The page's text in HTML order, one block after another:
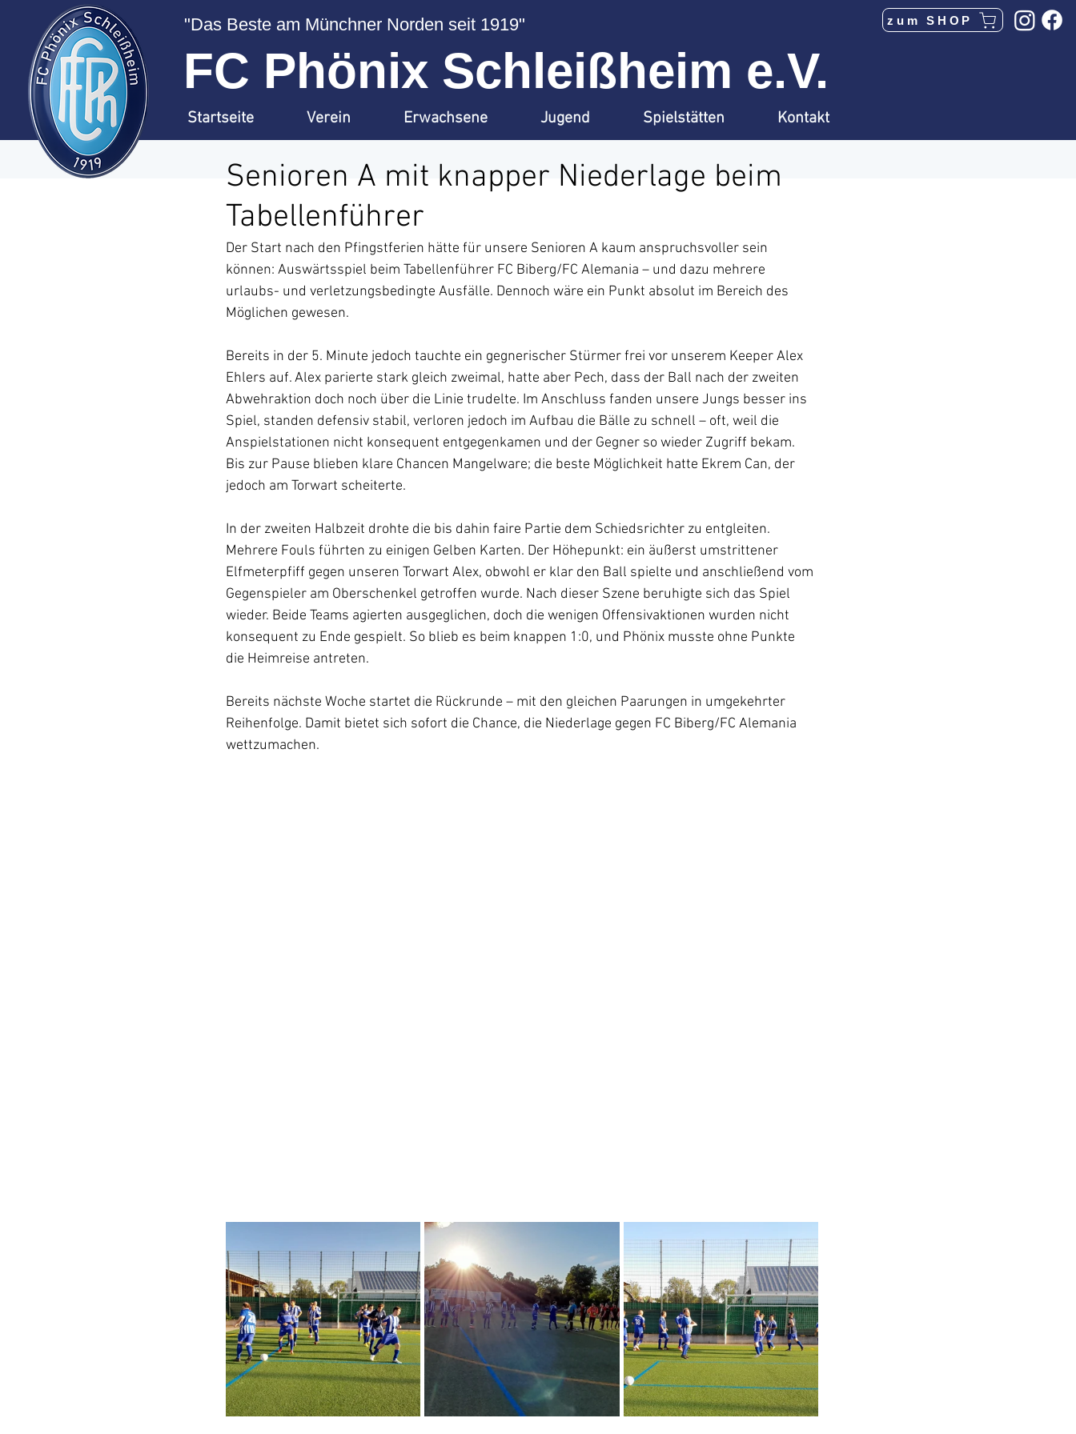
zum SHOP
"Das Beste am Münchner Norden seit 1919"
FC Phönix Schleißheim e.V.
Startseite Verein Erwachsene Jugend Spielstätten Kontakt
Senioren A mit knapper Niederlage beim
Tabellenführer
Der Start nach den Pfingstferien hätte für unsere Senioren A kaum anspruchsvoller sein
können: Auswärtsspiel beim Tabellenführer FC Biberg/FC Alemania – und dazu mehrere
urlaubs- und verletzungsbedingte Ausfälle. Dennoch wäre ein Punkt absolut im Bereich des
Möglichen gewesen.
Bereits in der 5. Minute jedoch tauchte ein gegnerischer Stürmer frei vor unserem Keeper Alex
Ehlers auf. Alex parierte stark gleich zweimal, hatte aber Pech, dass der Ball nach der zweiten
Abwehraktion doch noch über die Linie trudelte. Im Anschluss fanden unsere Jungs besser ins
Spiel, standen defensiv stabil, verloren jedoch im Aufbau die Bälle zu schnell – oft, weil die
Anspielstationen nicht konsequent entgegenkamen und der Gegner so wieder Zugriff bekam.
Bis zur Pause blieben klare Chancen Mangelware; die beste Möglichkeit hatte Ekrem Can, der
jedoch am Torwart scheiterte.
In der zweiten Halbzeit drohte die bis dahin faire Partie dem Schiedsrichter zu entgleiten.
Mehrere Fouls führten zu einigen Gelben Karten. Der Höhepunkt: ein äußerst umstrittener
Elfmeterpfiff gegen unseren Torwart Alex, obwohl er klar den Ball spielte und anschließend vom
Gegenspieler am Oberschenkel getroffen wurde. Nach dieser Szene beruhigte sich das Spiel
wieder. Beide Teams agierten ausgeglichen, doch die wenigen Offensivaktionen wurden nicht
konsequent zu Ende gespielt. So blieb es beim knappen 1:0, und Phönix musste ohne Punkte
die Heimreise antreten.
Bereits nächste Woche startet die Rückrunde – mit den gleichen Paarungen in umgekehrter
Reihenfolge. Damit bietet sich sofort die Chance, die Niederlage gegen FC Biberg/FC Alemania
wettzumachen.